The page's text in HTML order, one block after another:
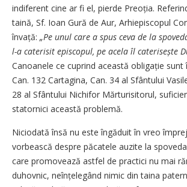
indiferent cine ar fi el, pierde Preoția.
taină, Sf. Ioan Gură de Aur, Arhiepiscopul
învață: „Pe unul care a spus ceva de la
l-a caterisit episcopul, pe acela îl caterisește
Canoanele ce cuprind această obligație sunt
Can. 132 Cartagina, Can. 34 al Sfân­tului
28 al Sfântului Nichifor Mărturisitorul,
statornici această problemă.
Niciodată însă nu este îngăduit în vreo
vorbească despre păcatele auzite la
care promovează astfel de practici nu mai
duhov­nic, neînțelegând nimic din taina